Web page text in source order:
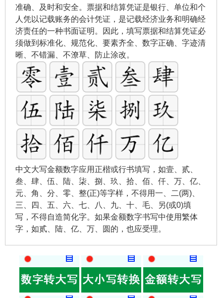
准确、及时和安全。票据和结算凭证是银行、单位和个
人凭以记载账务的会计凭证，是记载经济业务和明确经
济责任的一种书面证明。因此，填写票据和结算凭证必
须做到标准化、规范化、要素齐全、数字正确、字迹清
晰、不错漏、不潦草、防止涂改。
中文大写金额数字应用正楷或行书填写，如壹、贰、
叁、肆、伍、陆、柒、捌、玖、拾、佰、仟、万、亿、
元、角、分、零、整(正)等字样，不得用一、二(两)、
三、四、五、六、七、八、九、十、毛、另(或0)填
写，不得自造简化字。如果金额数字书写中使用繁体
字，如贰、陆、亿、万、圆的，也应受理。